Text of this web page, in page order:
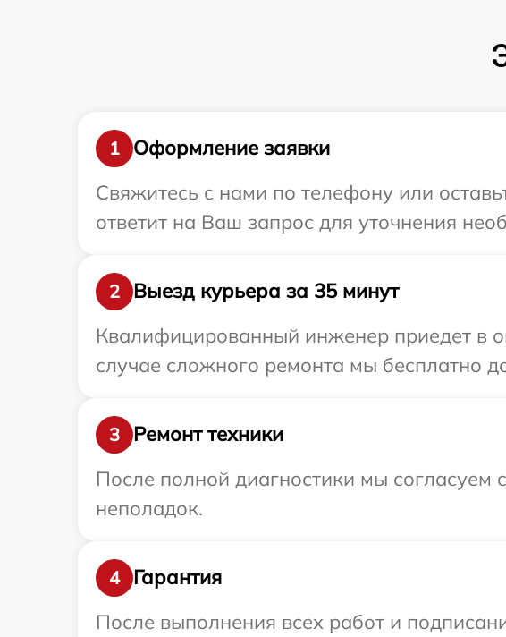
1
Оформление заявки
Свяжитесь с нами по телефону или
ответит на Ваш запрос для уточнения
2
Выезд курьера за 35 минут
Квалифицированный инженер приедет в
случае сложного ремонта мы бесплатно
3
Ремонт техники
После полной диагностики мы согласуем
неполадок.
4
Гарантия
После выполнения всех работ и